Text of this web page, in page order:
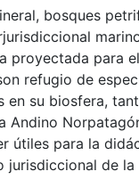
bosques
proyectada para
refugio de
su biosfera,
útiles para la
de